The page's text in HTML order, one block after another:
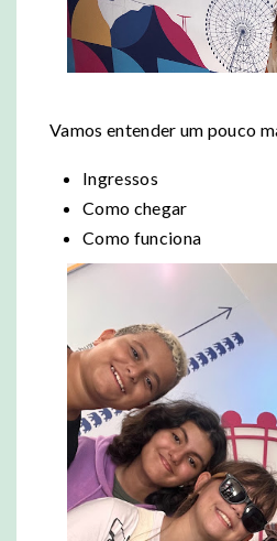
Vamos entender um pouco
Ingressos
Como chegar
Como funciona